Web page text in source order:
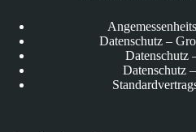
Datenschutz –
Datenschutz
Datenschutz